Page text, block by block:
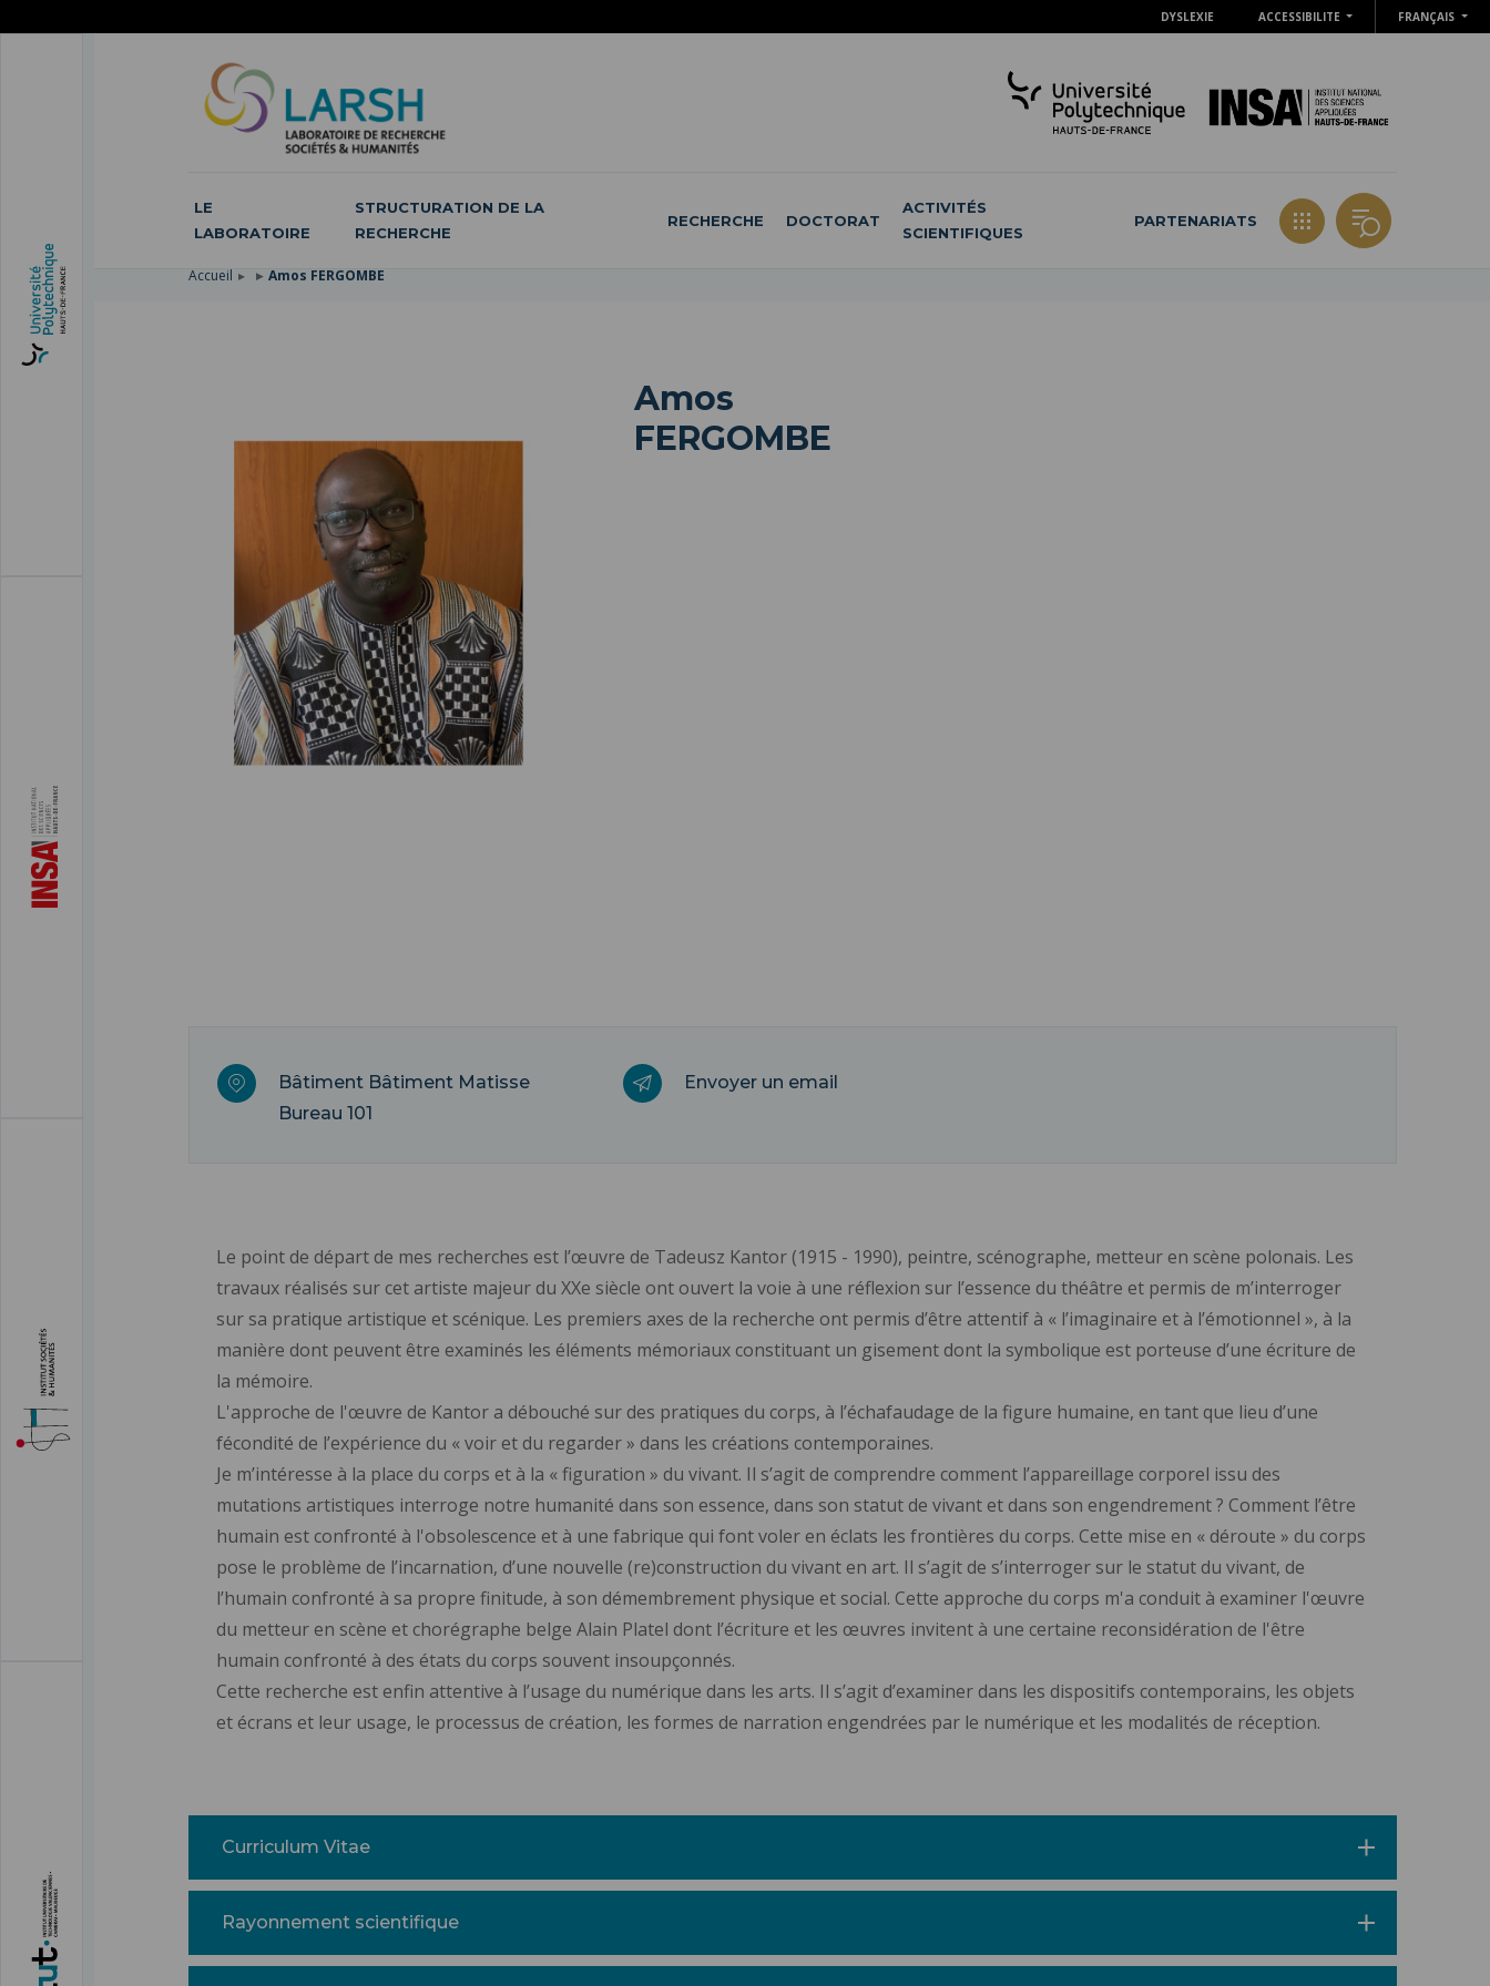
DYSLEXIE ACCESSIBILITE FRANÇAIS
LE
LABORATOIRE
STRUCTURATION DE LA
RECHERCHE
RECHERCHE DOCTORAT
ACTIVITÉS
SCIENTIFIQUES
PARTENARIATS
Accueil Amos FERGOMBE
Amos
FERGOMBE
Bâtiment Bâtiment Matisse
Bureau 101
Envoyer un email
Le point de départ de mes recherches est l’œuvre de Tadeusz Kantor (1915 - 1990), peintre, scénographe, metteur en scène polonais. Les
travaux réalisés sur cet artiste majeur du XXe siècle ont ouvert la voie à une réflexion sur l’essence du théâtre et permis de m’interroger
sur sa pratique artistique et scénique. Les premiers axes de la recherche ont permis d’être attentif à « l’imaginaire et à l’émotionnel », à la
manière dont peuvent être examinés les éléments mémoriaux constituant un gisement dont la symbolique est porteuse d’une écriture de
la mémoire.
L'approche de l'œuvre de Kantor a débouché sur des pratiques du corps, à l’échafaudage de la figure humaine, en tant que lieu d’une
fécondité de l’expérience du « voir et du regarder » dans les créations contemporaines.
Je m’intéresse à la place du corps et à la « figuration » du vivant. Il s’agit de comprendre comment l’appareillage corporel issu des
mutations artistiques interroge notre humanité dans son essence, dans son statut de vivant et dans son engendrement ? Comment l’être
humain est confronté à l'obsolescence et à une fabrique qui font voler en éclats les frontières du corps. Cette mise en « déroute » du corps
pose le problème de l’incarnation, d’une nouvelle (re)construction du vivant en art. Il s’agit de s’interroger sur le statut du vivant, de
l’humain confronté à sa propre finitude, à son démembrement physique et social. Cette approche du corps m'a conduit à examiner l'œuvre
du metteur en scène et chorégraphe belge Alain Platel dont l’écriture et les œuvres invitent à une certaine reconsidération de l'être
humain confronté à des états du corps souvent insoupçonnés.
Cette recherche est enfin attentive à l’usage du numérique dans les arts. Il s’agit d’examiner dans les dispositifs contemporains, les objets
et écrans et leur usage, le processus de création, les formes de narration engendrées par le numérique et les modalités de réception.
Curriculum Vitae
Rayonnement scientifique